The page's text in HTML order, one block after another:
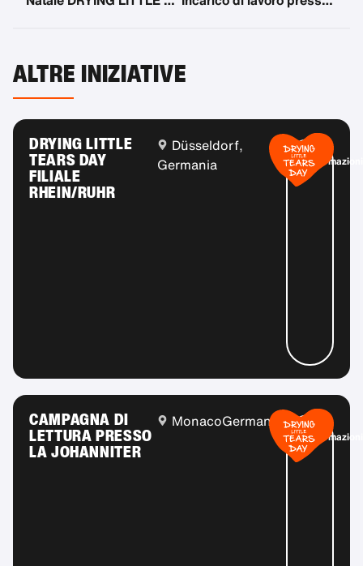
ALTRE INIZIATIVE
DRYING LITTLE
TEARS DAY
FILIALE
RHEIN/RUHR
Düsseldorf,
Germania
Più
informazioni
CAMPAGNA DI
LETTURA PRESSO
LA JOHANNITER
MonacoGermania Più
informazioni